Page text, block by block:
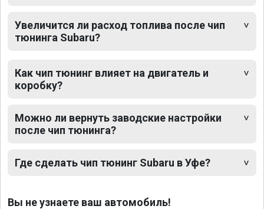
Увеличится ли расход топлива после чип
тюнинга Subaru?
Как чип тюнинг влияет на двигатель и
коробку?
Можно ли вернуть заводские настройки
после чип тюнинга?
Где сделать чип тюнинг Subaru в Уфе?
Вы не узнаете ваш автомобиль!